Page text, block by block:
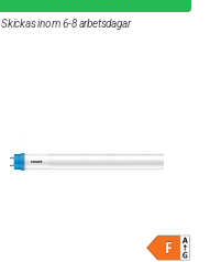
Skickas inom 6-8 arbetsdagar